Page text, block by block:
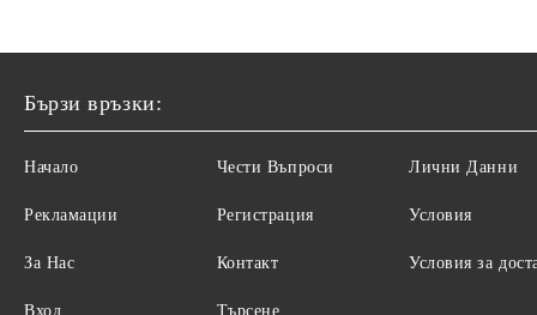
Бързи връзки:
Начало
Рекламации
За Нас
Вход
Чести Въпроси
Регистрация
Контакт
Търсене
Лични Данни
Условия
Условия за